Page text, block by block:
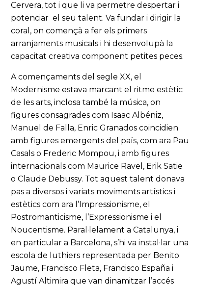
Cervera, tot i que li va permetre despertar i
potenciar el seu talent. Va fundar i dirigir la
coral, on començà a fer els primers
arranjaments musicals i hi desenvolupà la
capacitat creativa component petites peces.
A començaments del segle XX, el
Modernisme estava marcant el ritme estètic
de les arts, inclosa també la música, on
figures consagrades com Isaac Albéniz,
Manuel de Falla, Enric Granados coincidien
amb figures emergents del país, com ara Pau
Casals o Frederic Mompou, i amb figures
internacionals com Maurice Ravel, Erik Satie
o Claude Debussy. Tot aquest talent donava
pas a diversos i variats moviments artístics i
estètics com ara l’Impressionisme, el
Postromanticisme, l’Expressionisme i el
Noucentisme. Paral·lelament a Catalunya, i
en particular a Barcelona, s’hi va instal·lar una
escola de luthiers representada per Benito
Jaume, Francisco Fleta, Francisco España i
Agustí Altimira que van dinamitzar l’accés